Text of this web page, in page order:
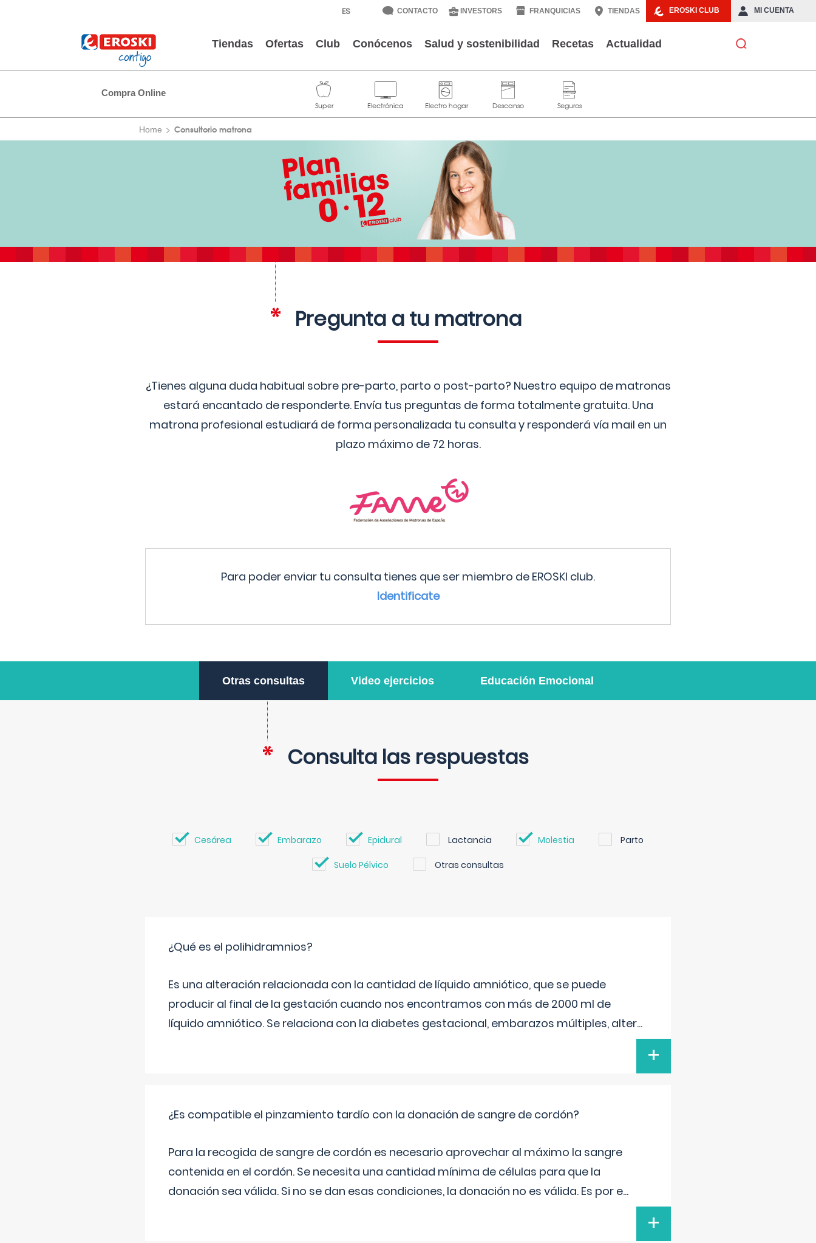
EROSKI CLUB MI CUENTA
CONTACTO INVESTORS FRANQUICIAS TIENDAS
Tiendas Ofertas Club Conócenos Salud y sostenibilidad Recetas Actualidad
Compra Online
Home Consultorio matrona
Pregunta a tu matrona
¿Tienes alguna duda habitual sobre pre-parto, parto o post-parto? Nuestro equipo de matronas
estará encantado de responderte. Envía tus preguntas de forma totalmente gratuita. Una
matrona profesional estudiará de forma personalizada tu consulta y responderá vía mail en un
plazo máximo de 72 horas.
Para poder enviar tu consulta tienes que ser miembro de EROSKI club.
Identificate
Otras consultas Video ejercicios Educación Emocional
Consulta las respuestas
Cesárea Embarazo Epidural Lactancia Molestia Parto
Suelo Pélvico Otras consultas
¿Qué es el polihidramnios?
Es una alteración relacionada con la cantidad de líquido amniótico, que se puede
producir al final de la gestación cuando nos encontramos con más de 2000 ml de
líquido amniótico. Se relaciona con la diabetes gestacional, embarazos múltiples, alter...
+
¿Es compatible el pinzamiento tardío con la donación de sangre de cordón?
Para la recogida de sangre de cordón es necesario aprovechar al máximo la sangre
contenida en el cordón. Se necesita una cantidad mínima de células para que la
donación sea válida. Si no se dan esas condiciones, la donación no es válida. Es por e...
+